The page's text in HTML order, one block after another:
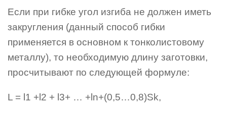
Если при гибке угол изгиба не должен иметь
закругления (данный способ гибки
применяется в основном к тонколистовому
металлу), то необходимую длину заготовки,
просчитывают по следующей формуле:
L = l1 +l2 + l3+ … +ln+(0,5…0,8)Sk,